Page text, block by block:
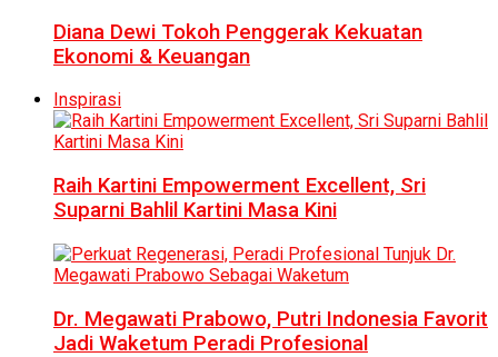
Diana Dewi Tokoh Penggerak Kekuatan
Ekonomi & Keuangan
Inspirasi
Raih Kartini Empowerment Excellent, Sri
Suparni Bahlil Kartini Masa Kini
Dr. Megawati Prabowo, Putri Indonesia Favorit
Jadi Waketum Peradi Profesional